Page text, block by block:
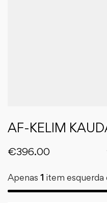
AF-KELIM
€396.00
Apenas 1 item esquerda